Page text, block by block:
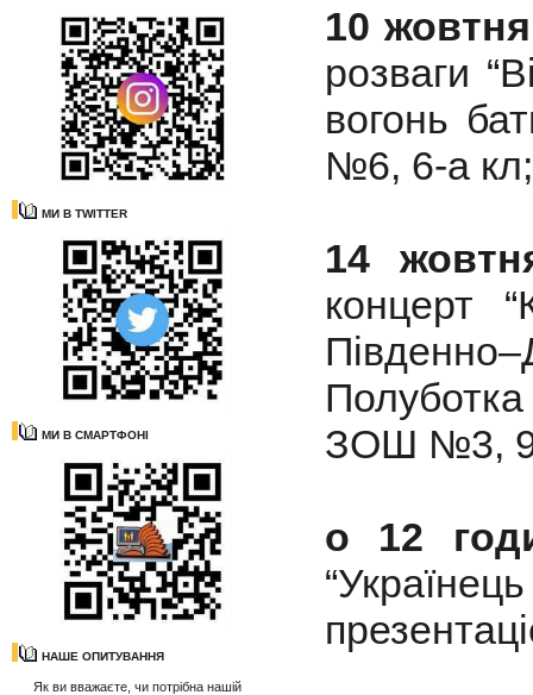
МИ В TWITTER
МИ В СМАРТФОНІ
НАШЕ ОПИТУВАННЯ
Як ви вважаєте, чи потрібна нашій
10
розваги
вогонь
№6, 6-а кл;
14
концерт
ЗОШ №3,
о 12